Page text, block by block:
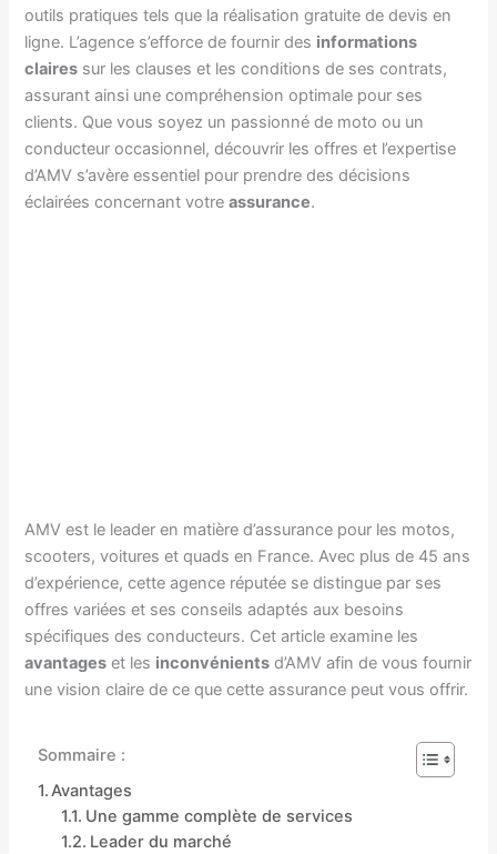
outils pratiques tels que la réalisation gratuite de devis en
ligne. L’agence s’efforce de fournir des informations
claires sur les clauses et les conditions de ses contrats,
assurant ainsi une compréhension optimale pour ses
clients. Que vous soyez un passionné de moto ou un
conducteur occasionnel, découvrir les offres et l’expertise
d’AMV s’avère essentiel pour prendre des décisions
éclairées concernant votreassurance.
AMV est le leader en matière d’assurance pour les motos,
scooters, voitures et quads en France. Avec plus de 45 ans
d’expérience, cette agence réputée se distingue par ses
offres variées et ses conseils adaptés aux besoins
spécifiques des conducteurs. Cet article examine les
avantages et les inconvénients d’AMV afin de vous fournir
une vision claire de ce que cette assurance peut vous offrir.
Sommaire :
Avantages
Une gamme complète de services
Leader du marché